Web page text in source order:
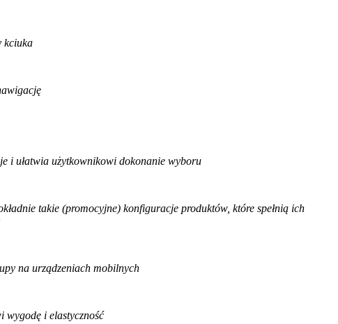
kciuka
i ułatwia użytkownikowi dokonanie wyboru
takie (promocyjne) konfiguracje produktów, które spełnią ich
na urządzeniach mobilnych
wygodę i elastyczność